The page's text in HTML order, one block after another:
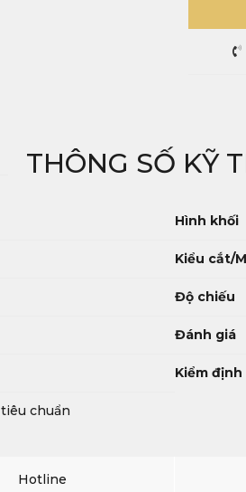
THÔNG SỐ KỸ
chuẩn
Hình khối
Kiểu cắt/
Độ chiếu
Đánh giá
Kiểm định
Hotline